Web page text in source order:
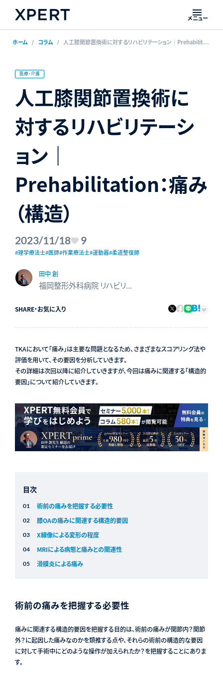
メニュー
ホーム コラム 人工膝関節置換術に対するリハビリテーション｜Prehabilitation：痛み（構造）
医療・介護
人工膝関節置換術に
対するリハビリテーシ
ョン｜
Prehabilitation：痛み
（構造）
2023/11/18 9
#理学療法士#医師#作業療法士#運動器#柔道整復師
田中 創
福岡整形外科病院 リハビリテーション科 科長
SHARE・お気に入り
TKAにおいて「痛み」は主要な問題となるため、さまざまなスコアリング法や
評価を用いて、その要因を分析していきます。
その詳細は次回以降に紹介していきますが、今回は痛みに関連する「構造的
要因」について紹介していきます。
目次
術前の痛みを把握する必要性
膝OAの痛みに関連する構造的要因
X線像による変形の程度
MRIによる病態と痛みとの関連性
滑膜炎による痛み
術前の痛みを把握する必要性
痛みに関連する構造的要因を把握する目的は、術前の痛みが関節内？関節
外？に起因した痛みなのかを類推する点や、それらの術前の構造的な要因
に対して手術中にどのような操作が加えられたか？を把握することにありま
す。